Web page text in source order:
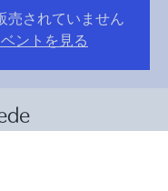
売されていません
ントを見る